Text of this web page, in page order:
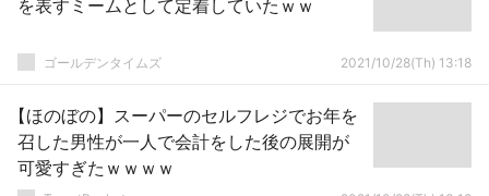
を表すミームとして定着していたｗｗ
ゴールデンタイムズ 2021/10/28(Th) 13:18
【ほのぼの】スーパーのセルフレジでお年を
召した男性が一人で会計をした後の展開が
可愛すぎたｗｗｗｗ